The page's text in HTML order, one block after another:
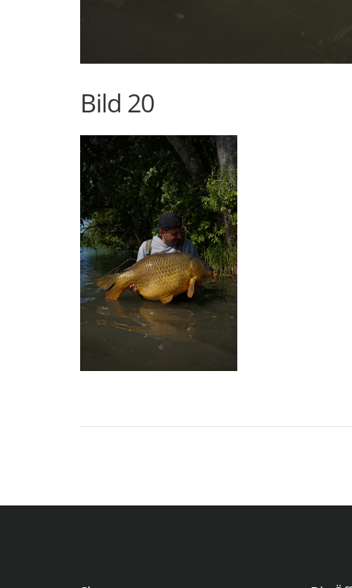
Bild 20